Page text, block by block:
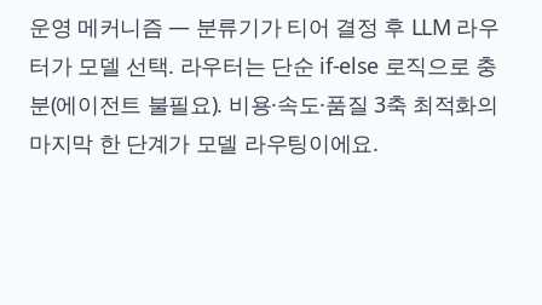
운영 메커니즘 — 분류기가 티어 결정 후 LLM 라우
터가 모델 선택. 라우터는 단순 if-else 로직으로 충
분(에이전트 불필요). 비용·속도·품질 3축 최적화의
마지막 한 단계가 모델 라우팅이에요.